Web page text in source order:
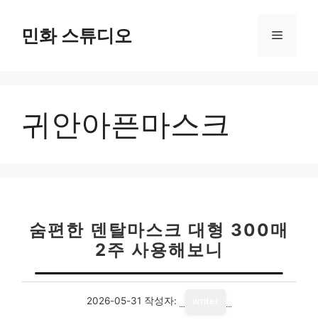
민화 스튜디오 메
귀안아픈마스크
숨편한 덴탈마스크 대형 300매
2주 사용해보니
2026-05-31 작성자: